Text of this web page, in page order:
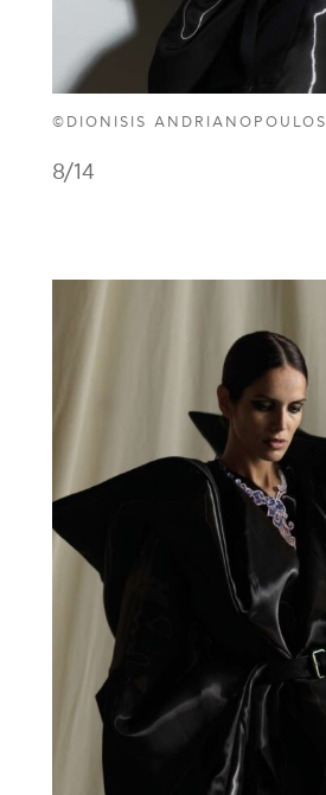
©DIONISIS ANDRIANOPOULOS
8/14